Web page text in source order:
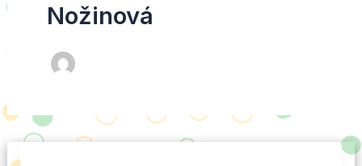
Nožinová